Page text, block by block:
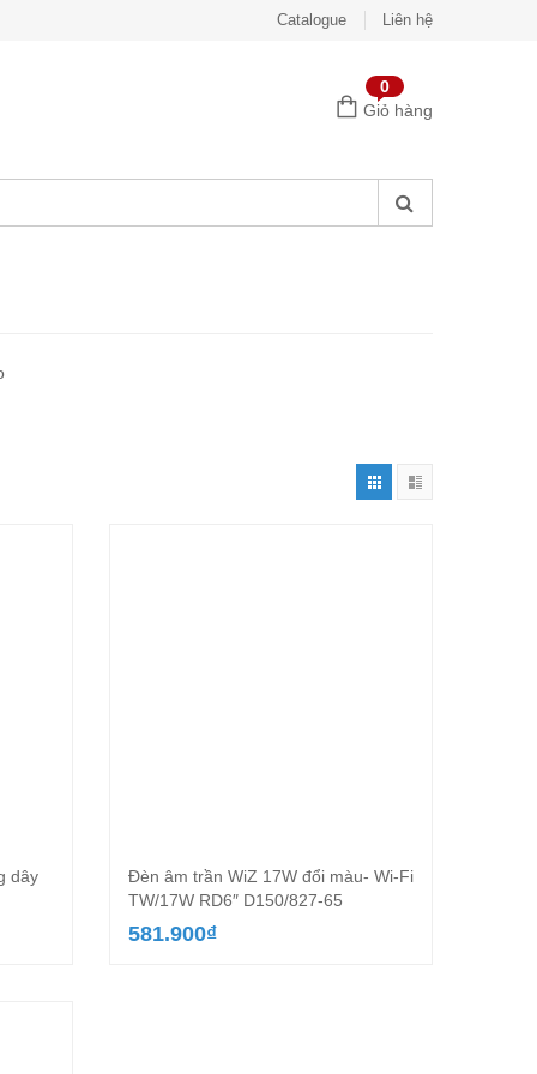
Catalogue Liên hệ
0
Giỏ hàng
dây
Đèn âm trần WiZ 17W đổi màu- Wi-Fi
TW/17W RD6″ D150/827-65
581.900₫